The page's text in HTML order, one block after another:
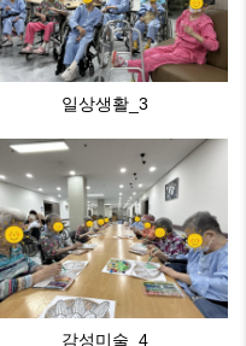
일상생활_3
감성미술_4